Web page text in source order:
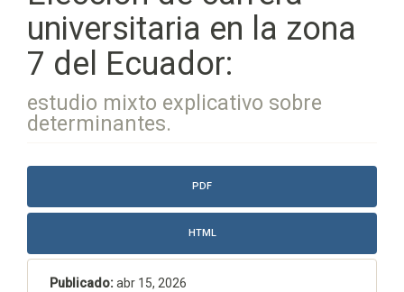
universitaria en la zona
7 del Ecuador:
estudio mixto explicativo sobre
determinantes.
lateral
artículo
PDF
HTML
Publicado:abr 15, 2026